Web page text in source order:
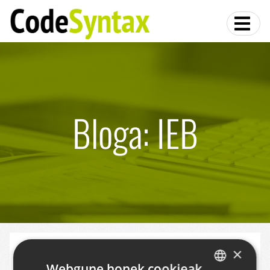
Bloga: IEB
Diseinu arduratsuaz esandakoa IEB 2013
biltzarrean
×